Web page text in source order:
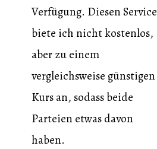
Verfügung. Diesen Service
biete ich nicht kostenlos,
aber zu einem
vergleichsweise günstigen
Kurs an, sodass beide
Parteien etwas davon
haben.